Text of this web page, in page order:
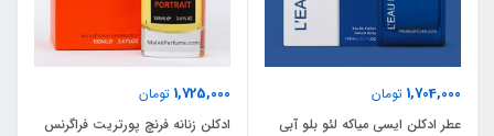
1,704,000 تومان
عطر ادکلن ایسی میاکه لئو بلو آبی
1,725,000 تومان
ادکلن زنانه فرنچ پورتریت فراگرنس